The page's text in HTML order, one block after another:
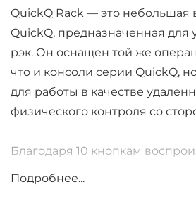
QuickQ Rack — это небольшая
QuickQ, предназначенная для
рэк. Он оснащен той же
что и консоли серии QuickQ,
для работы в качестве
физического контроля со
Благодаря 10 кнопкам
выполнения на устройстве
Подробнее...